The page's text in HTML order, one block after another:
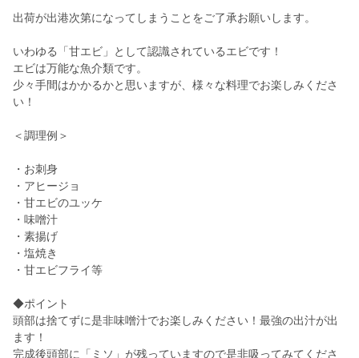
出荷が出港次第になってしまうことをご了承お願いします。
いわゆる「甘エビ」として認識されているエビです！
エビは万能な魚介類です。
少々手間はかかるかと思いますが、様々な料理でお楽しみくださ
い！
＜調理例＞
・お刺身
・アヒージョ
・甘エビのユッケ
・味噌汁
・素揚げ
・塩焼き
・甘エビフライ等
◆ポイント
頭部は捨てずに是非味噌汁でお楽しみください！最強の出汁が出
ます！
完成後頭部に「ミソ」が残っていますので是非吸ってみてくださ